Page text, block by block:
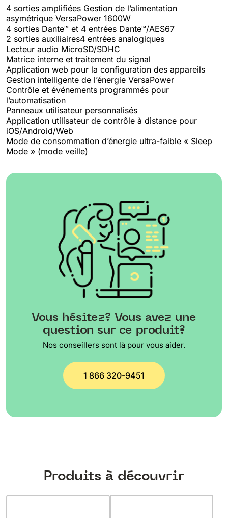
4 sorties amplifiées Gestion de l’alimentation
asymétrique VersaPower 1600W
4 sorties Dante™ et 4 entrées Dante™/AES67
2 sorties auxiliaires4 entrées analogiques
Lecteur audio MicroSD/SDHC
Matrice interne et traitement du signal
Application web pour la configuration des appareils
Gestion intelligente de l’énergie VersaPower
Contrôle et événements programmés pour
l’automatisation
Panneaux utilisateur personnalisés
Application utilisateur de contrôle à distance pour
iOS/Android/Web
Mode de consommation d’énergie ultra-faible « Sleep
Mode » (mode veille)
Vous hésitez? Vous avez une
question sur ce produit?
Nos conseillers sont là pour vous aider.
1 866 320-9451
Produits à découvrir